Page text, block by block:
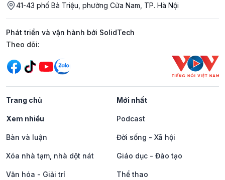
41-43 phố Bà Triệu, phường Cửa Nam, TP. Hà Nội
Phát triển và vận hành bởi SolidTech
Mạng xã hội
Theo dõi:
Trang chủ Mới nhất
Xem nhiều Podcast
Bàn và luận Đời sống - Xã hội
Xóa nhà tạm, nhà dột nát Giáo dục - Đào tạo
Văn hóa - Giải trí Thể thao